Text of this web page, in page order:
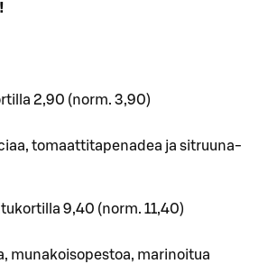
2,90 (norm. 3,90)
tomaattitapenadea ja sitruuna-
9,40 (norm. 11,40)
munakoisopestoa, marinoitua